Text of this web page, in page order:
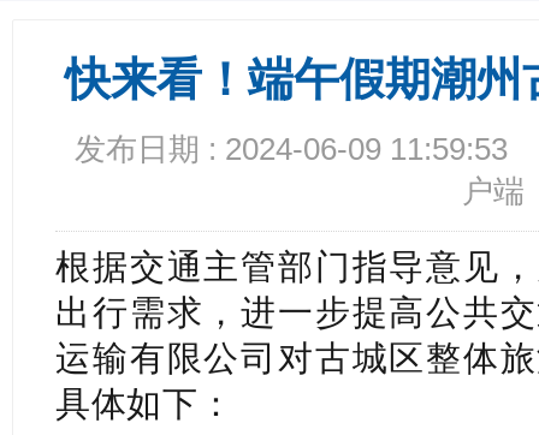
快来看！端午假期潮
发布日期 : 2024-06-09 11:59:53
户端
根据交通主管部门指导意见
出行需求，进一步提高公共
运输有限公司对古城区整体
具体如下：